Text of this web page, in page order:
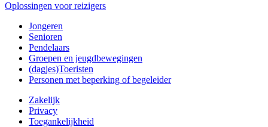
Oplossingen voor reizigers
Jongeren
Senioren
Pendelaars
Groepen en jeugdbewegingen
(dagjes)Toeristen
Personen met beperking of begeleider
Zakelijk
Privacy
Toegankelijkheid